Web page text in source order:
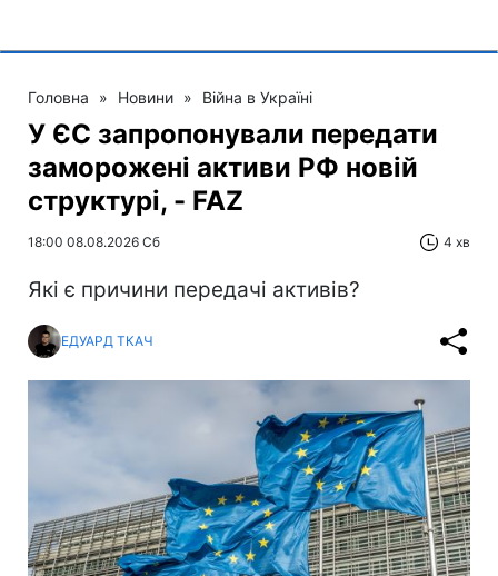
Головна » Новини » Війна в Україні
У ЄС запропонували передати
заморожені активи РФ новій
структурі, - FAZ
18:00 08.08.2026 Сб 4 хв
Які є причини передачі активів?
ЕДУАРД ТКАЧ